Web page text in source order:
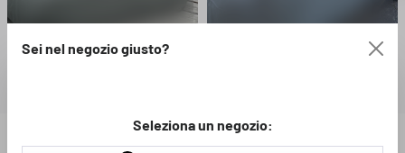
Loading...
Sei nel negozio giusto?
Seleziona un negozio: